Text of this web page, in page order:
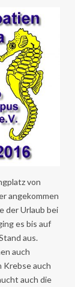
von
angekommen
der Urlaub bei
es bis auf
aus.
auch
Krebse auch
auch die